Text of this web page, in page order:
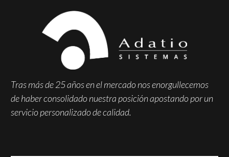
Tras más de 25 años en el mercado nos enorgullecemos
de haber consolidado nuestra posición apostando por un
servicio personalizado de calidad.